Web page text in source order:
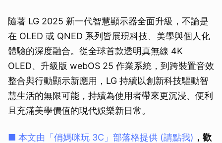
隨著 LG 2025 新一代智慧顯示器全面升級，不論是
在 OLED 或 QNED 系列皆展現科技、美學與個人化
體驗的深度融合。從全球首款透明真無線 4K
OLED、升級版 webOS 25 作業系統，到跨裝置音效
整合與行動顯示新應用，LG 持續以創新科技驅動智
慧生活的無限可能，持續為使用者帶來更沉浸、便利
且充滿美學價值的現代娛樂新日常。
■ 本文由「俏媽咪玩 3C」部落格提供 (請點我) ，歡